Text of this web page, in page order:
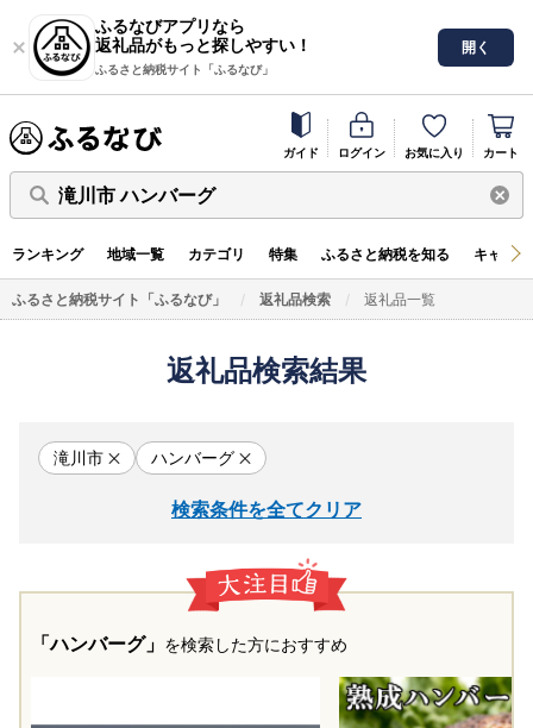
ふるなびアプリなら
返礼品がもっと探しやすい！
ふるさと納税サイト「ふるなび」
開く
ガイド ログイン お気に入り カート
滝川市 ハンバーグ
ランキング 地域一覧 カテゴリ 特集 ふるさと納税を知る キャン
ふるさと納税サイト「ふるなび」 返礼品検索 返礼品一覧
返礼品検索結果
滝川市 ハンバーグ
検索条件を全てクリア
「ハンバーグ」 を検索した方におすすめ